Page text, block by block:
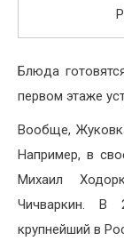
Блюда
первом этаже
Вообще,
Например, в
Михаил
Чичваркин.
крупнейший в